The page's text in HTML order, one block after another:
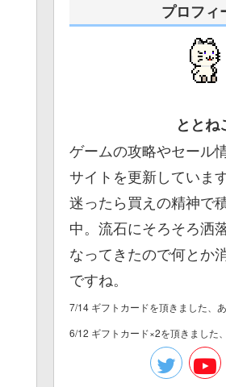
プロフィ
ととね
ゲームの攻略やセール
サイトを更新しています
迷ったら買えの精神で
中。流石にそろそろ洒
なってきたので何とか
ですね。
7/14 ギフトカードを頂きました、
6/12 ギフトカード×2を頂きました